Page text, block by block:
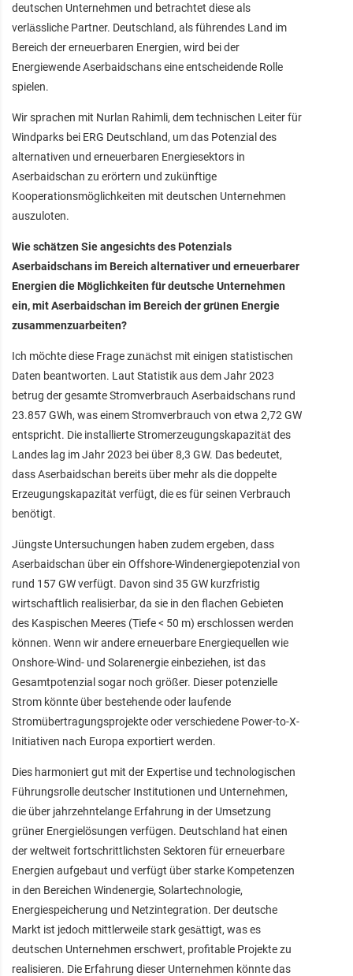
deutschen Unternehmen und betrachtet diese als
verlässliche Partner. Deutschland, als führendes Land im
Bereich der erneuerbaren Energien, wird bei der
Energiewende Aserbaidschans eine entscheidende Rolle
spielen.
Wir sprachen mit Nurlan Rahimli, dem technischen Leiter für
Windparks bei ERG Deutschland, um das Potenzial des
alternativen und erneuerbaren Energiesektors in
Aserbaidschan zu erörtern und zukünftige
Kooperationsmöglichkeiten mit deutschen Unternehmen
auszuloten.
Wie schätzen Sie angesichts des Potenzials
Aserbaidschans im Bereich alternativer und erneuerbarer
Energien die Möglichkeiten für deutsche Unternehmen
ein, mit Aserbaidschan im Bereich der grünen Energie
zusammenzuarbeiten?
Ich möchte diese Frage zunächst mit einigen statistischen
Daten beantworten. Laut Statistik aus dem Jahr 2023
betrug der gesamte Stromverbrauch Aserbaidschans rund
23.857 GWh, was einem Stromverbrauch von etwa 2,72 GW
entspricht. Die installierte Stromerzeugungskapazität des
Landes lag im Jahr 2023 bei über 8,3 GW. Das bedeutet,
dass Aserbaidschan bereits über mehr als die doppelte
Erzeugungskapazität verfügt, die es für seinen Verbrauch
benötigt.
Jüngste Untersuchungen haben zudem ergeben, dass
Aserbaidschan über ein Offshore-Windenergiepotenzial von
rund 157 GW verfügt. Davon sind 35 GW kurzfristig
wirtschaftlich realisierbar, da sie in den flachen Gebieten
des Kaspischen Meeres (Tiefe < 50 m) erschlossen werden
können. Wenn wir andere erneuerbare Energiequellen wie
Onshore-Wind- und Solarenergie einbeziehen, ist das
Gesamtpotenzial sogar noch größer. Dieser potenzielle
Strom könnte über bestehende oder laufende
Stromübertragungsprojekte oder verschiedene Power-to-X-
Initiativen nach Europa exportiert werden.
Dies harmoniert gut mit der Expertise und technologischen
Führungsrolle deutscher Institutionen und Unternehmen,
die über jahrzehntelange Erfahrung in der Umsetzung
grüner Energielösungen verfügen. Deutschland hat einen
der weltweit fortschrittlichsten Sektoren für erneuerbare
Energien aufgebaut und verfügt über starke Kompetenzen
in den Bereichen Windenergie, Solartechnologie,
Energiespeicherung und Netzintegration. Der deutsche
Markt ist jedoch mittlerweile stark gesättigt, was es
deutschen Unternehmen erschwert, profitable Projekte zu
realisieren. Die Erfahrung dieser Unternehmen könnte das